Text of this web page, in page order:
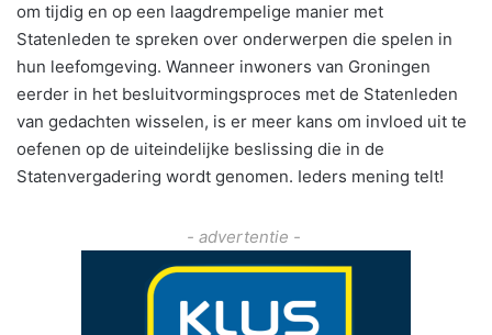
om tijdig en op een laagdrempelige manier met
Statenleden te spreken over onderwerpen die spelen in
hun leefomgeving. Wanneer inwoners van Groningen
eerder in het besluitvormingsproces met de Statenleden
van gedachten wisselen, is er meer kans om invloed uit te
oefenen op de uiteindelijke beslissing die in de
Statenvergadering wordt genomen. Ieders mening telt!
- advertentie -